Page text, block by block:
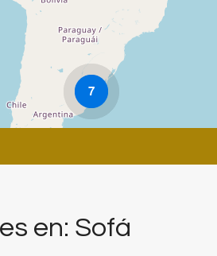
7
en: Sofá